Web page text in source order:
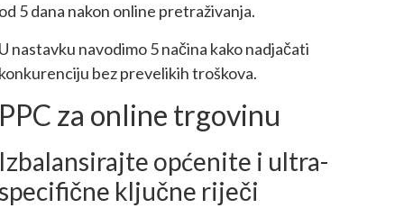
5 dana nakon online pretraživanja.
nastavku navodimo 5 načina kako nadjačati
bez prevelikih troškova.
za online trgovinu
općenite i ultra-
ključne riječi